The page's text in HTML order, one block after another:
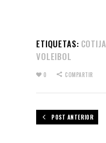
ETIQUETAS: COTIJA
VOLEIBOL
0 COMPARTIR
POST ANTERIOR